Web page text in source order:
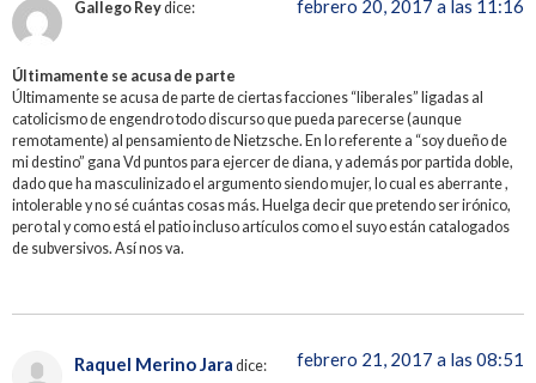
Gallego Reydice: febrero 20, 2017 a las 11:16
Últimamente se acusa de parte
Últimamente se acusa de parte de ciertas facciones “liberales” ligadas al
catolicismo de engendro todo discurso que pueda parecerse (aunque
remotamente) al pensamiento de Nietzsche. En lo referente a “soy dueño de
mi destino” gana Vd puntos para ejercer de diana, y además por partida doble,
dado que ha masculinizado el argumento siendo mujer, lo cual es aberrante ,
intolerable y no sé cuántas cosas más. Huelga decir que pretendo ser irónico,
pero tal y como está el patio incluso artículos como el suyo están catalogados
de subversivos. Así nos va.
Raquel Merino Jara dice: febrero 21, 2017 a las 08:51